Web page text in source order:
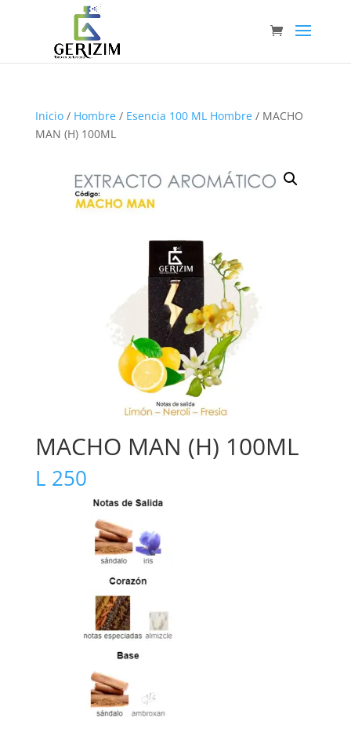
Inicio/ Hombre/ Esencia 100 ML Hombre/ MACHO
MAN (H) 100ML
MACHO MAN (H) 100ML
L 250